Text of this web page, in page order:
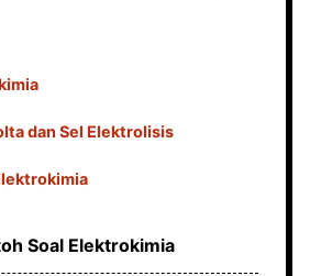
dan Sel Elektrolisis
Soal Elektrokimia